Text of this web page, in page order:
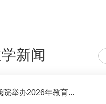
新闻
院举办2026年教育...